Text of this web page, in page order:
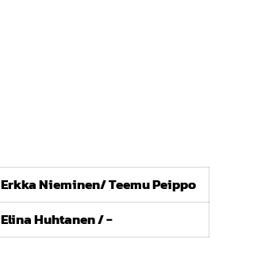
Erkka Nieminen/ Teemu Peippo
Elina Huhtanen / -